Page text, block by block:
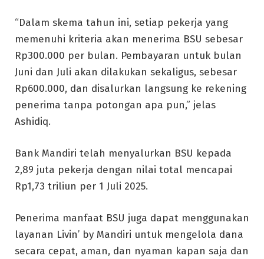
“Dalam skema tahun ini, setiap pekerja yang
memenuhi kriteria akan menerima BSU sebesar
Rp300.000 per bulan. Pembayaran untuk bulan
Juni dan Juli akan dilakukan sekaligus, sebesar
Rp600.000, dan disalurkan langsung ke rekening
penerima tanpa potongan apa pun,” jelas
Ashidiq.
Bank Mandiri telah menyalurkan BSU kepada
2,89 juta pekerja dengan nilai total mencapai
Rp1,73 triliun per 1 Juli 2025.
Penerima manfaat BSU juga dapat menggunakan
layanan Livin’ by Mandiri untuk mengelola dana
secara cepat, aman, dan nyaman kapan saja dan